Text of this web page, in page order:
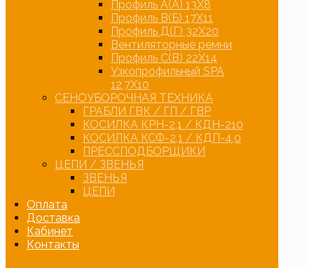
Профиль А(А) 13Х8
Профиль В(Б) 17Х11
Профиль Д(Г) 32Х20
Вентиляторные ремни
Профиль С(В) 22Х14
Узкопрофильный SPA
12,7Х10
СЕНОУБОРОЧНАЯ ТЕХНИКА
ГРАБЛИ ГВК / ГП / ГВР
КОСИЛКА КРН-2,1 / КДН-210
КОСИЛКА КСФ-2,1 / КДП-4,0
ПРЕССПОДБОРЩИКИ
ЦЕПИ / ЗВЕНЬЯ
ЗВЕНЬЯ
ЦЕПИ
Оплата
Доставка
Кабинет
Контакты